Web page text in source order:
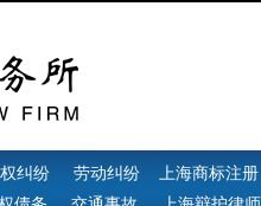
纠纷 劳动纠纷 上海商标注册